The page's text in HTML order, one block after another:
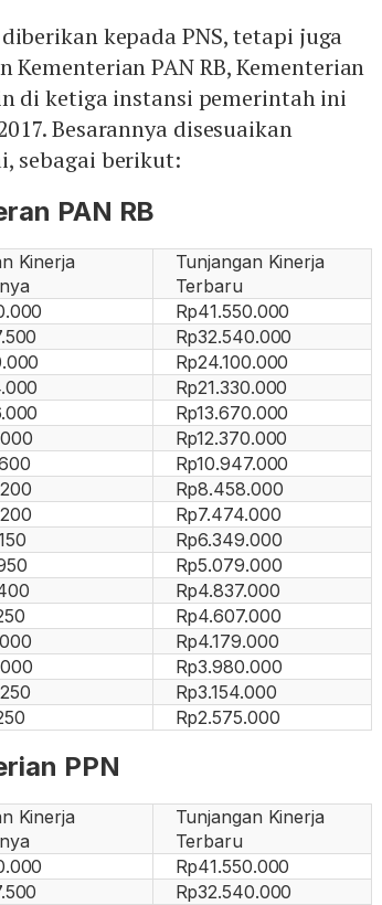
kepada PNS, tetapi juga
PAN RB, Kementerian
di ketiga instansi pemerintah ini
Besarannya disesuaikan
sebagai berikut:
PAN RB
Kinerja
Tunjangan Kinerja
Terbaru
Rp41.550.000
Rp32.540.000
Rp24.100.000
Rp21.330.000
Rp13.670.000
Rp12.370.000
Rp10.947.000
Rp8.458.000
Rp7.474.000
Rp6.349.000
Rp5.079.000
Rp4.837.000
Rp4.607.000
Rp4.179.000
Rp3.980.000
Rp3.154.000
Rp2.575.000
PPN
Kinerja
Tunjangan Kinerja
Terbaru
Rp41.550.000
Rp32.540.000